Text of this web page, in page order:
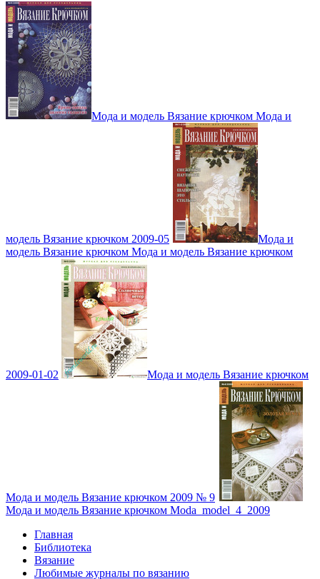
Мода и модель Вязание крючком Мода и
модель Вязание крючком 2009-05
Мода и
модель Вязание крючком Мода и модель Вязание крючком
2009-01-02 Мода и модель Вязание крючком
Мода и модель Вязание крючком 2009 № 9
Мода и модель Вязание крючком Moda_model_4_2009
Главная
Библиотека
Вязание
Любимые журналы по вязанию